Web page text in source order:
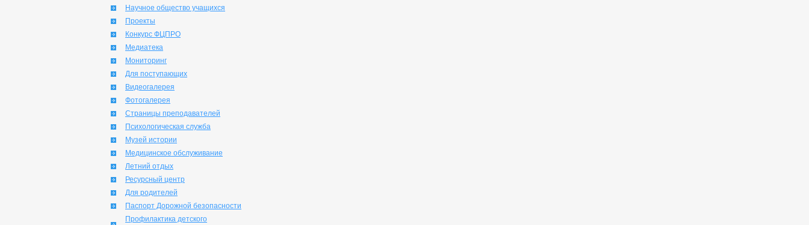
Научное общество учащихся
Проекты
Конкурс ФЦПРО
Медиатека
Мониторинг
Для поступающих
Видеогалерея
Фотогалерея
Страницы преподавателей
Психологическая служба
Музей истории
Медицинское обслуживание
Летний отдых
Ресурсный центр
Для родителей
Паспорт Дорожной безопасности
Профилактика детского